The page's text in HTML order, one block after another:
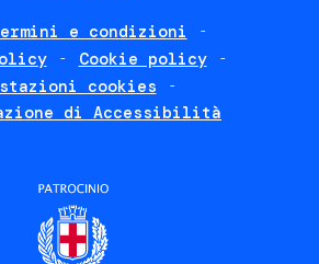
e condizioni
Cookie policy
cookies
di Accessibilità